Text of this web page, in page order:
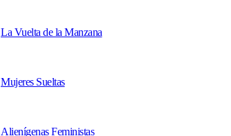
La Vuelta de la Manzana
Mujeres Sueltas
Alienígenas Feministas